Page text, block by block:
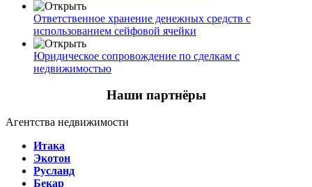
Ответственное хранение денежных средств с
использованием сейфовой ячейки
Юридическое сопровождение по сделкам с
недвижимостью
Наши партнёры
Агентства недвижимости
Итака
Экотон
Русланд
Бекар